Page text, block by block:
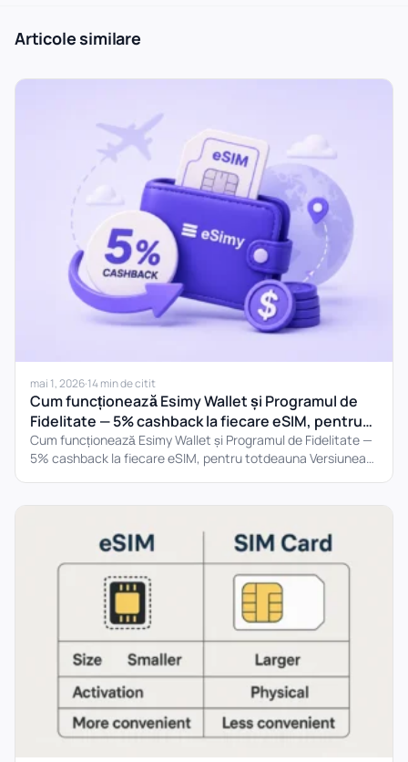
Articole similare
mai 1, 2026·14 min de citit
Cum funcționează Esimy Wallet și Programul de
Fidelitate — 5% cashback la fiecare eSIM, pentru
totdeauna
Cum funcționează Esimy Wallet și Programul de Fidelitate —
5% cashback la fiecare eSIM, pentru totdeauna Versiunea